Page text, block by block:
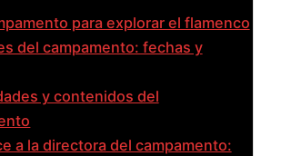
para explorar el flamenco
del campamento: fechas y
y contenidos del
a la directora del campamento: